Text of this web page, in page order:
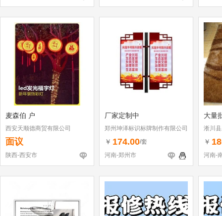
麦森伯 户
西安天顺德商贸有限公司
面议
陕西-西安市
厂家定制中
郑州坤泽标识标牌制作有限公司
￥ 174.00/套
河南-郑州市
大量
淅川
￥
河南-